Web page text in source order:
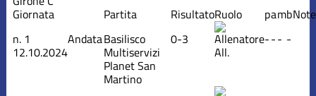
Giornata Partita RisultatoRuolo pambNote
n. 1
12.10.2024
AndataBasilisco
Multiservizi
Planet San
Martino
0-3
All.
--- -